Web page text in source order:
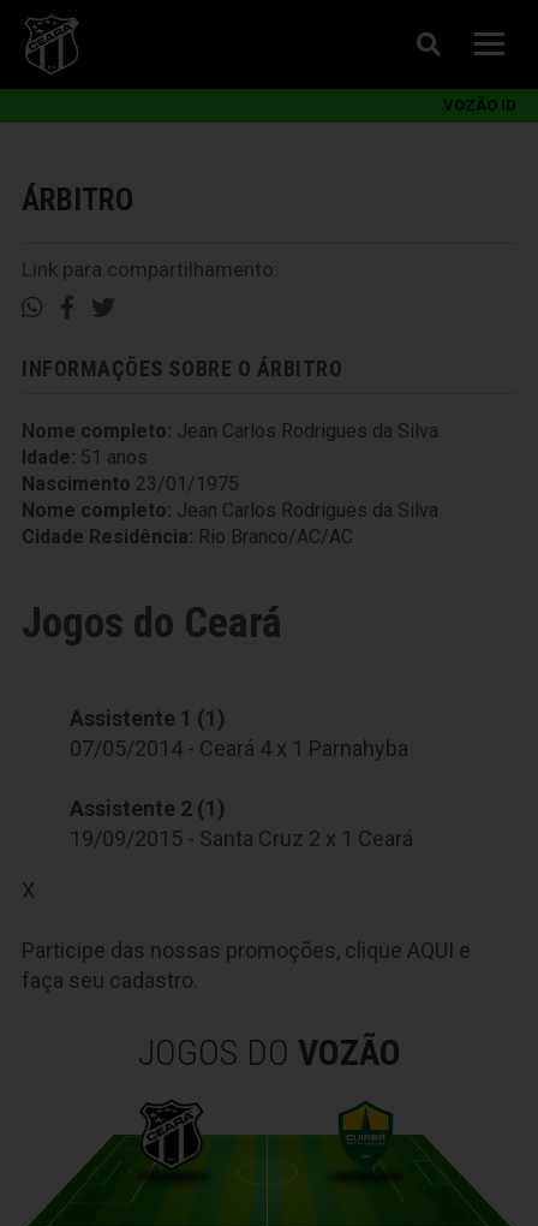
VOZÃO ID
ÁRBITRO
Link para compartilhamento:
INFORMAÇÕES SOBRE O ÁRBITRO
Nome completo: Jean Carlos Rodrigues da Silva
Idade: 51 anos
Nascimento 23/01/1975
Nome completo: Jean Carlos Rodrigues da Silva
Cidade Residência: Rio Branco/AC/AC
Jogos do Ceará
Assistente 1 (1)
07/05/2014 - Ceará 4 x 1 Parnahyba
Assistente 2 (1)
19/09/2015 - Santa Cruz 2 x 1 Ceará
X
Participe das nossas promoções, clique AQUI e
faça seu cadastro.
JOGOS DO VOZÃO